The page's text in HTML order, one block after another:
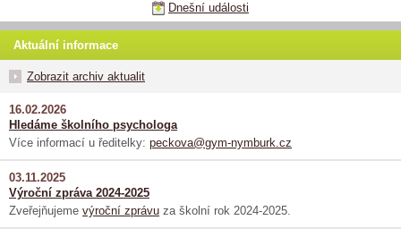
Dnešní události
Aktuální informace
Zobrazit archiv aktualit
16.02.2026
Hledáme školního psychologa
Více informací u ředitelky: peckova@gym-nymburk.cz
03.11.2025
Výroční zpráva 2024-2025
Zveřejňujeme výroční zprávu za školní rok 2024-2025.